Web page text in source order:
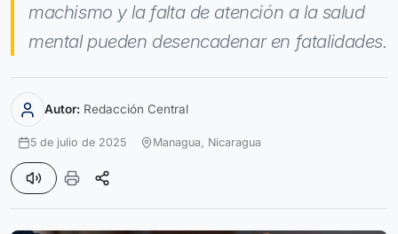
machismo y la falta de atención a la salud
mental pueden desencadenar en fatalidades.
Autor: Redacción Central
5 de julio de 2025 Managua, Nicaragua